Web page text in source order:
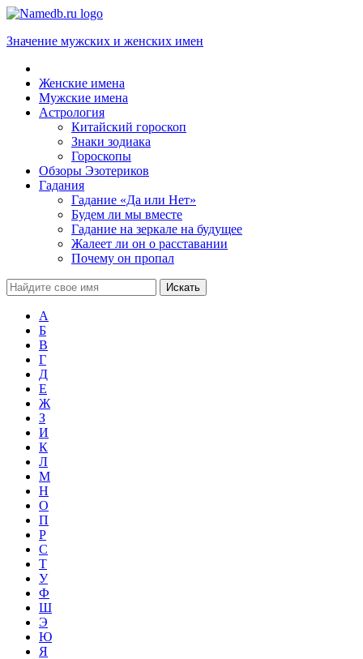
Значение мужских и женских имен
Женские имена
Мужские имена
Астрология
Китайский гороскоп
Знаки зодиака
Гороскопы
Обзоры Эзотериков
Гадания
Гадание «Да или Нет»
Будем ли мы вместе
Гадание на зеркале на будущее
Жалеет ли он о расставании
Почему он пропал
А
Б
В
Г
Д
Е
Ж
З
И
К
Л
М
Н
О
П
Р
С
Т
У
Ф
Ш
Э
Ю
Я